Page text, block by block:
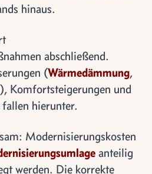
hinaus.
abschließend.
(Wärmedämmung,
Komfortsteigerungen und
hierunter.
Modernisierungskosten
anteilig
werden. Die korrekte